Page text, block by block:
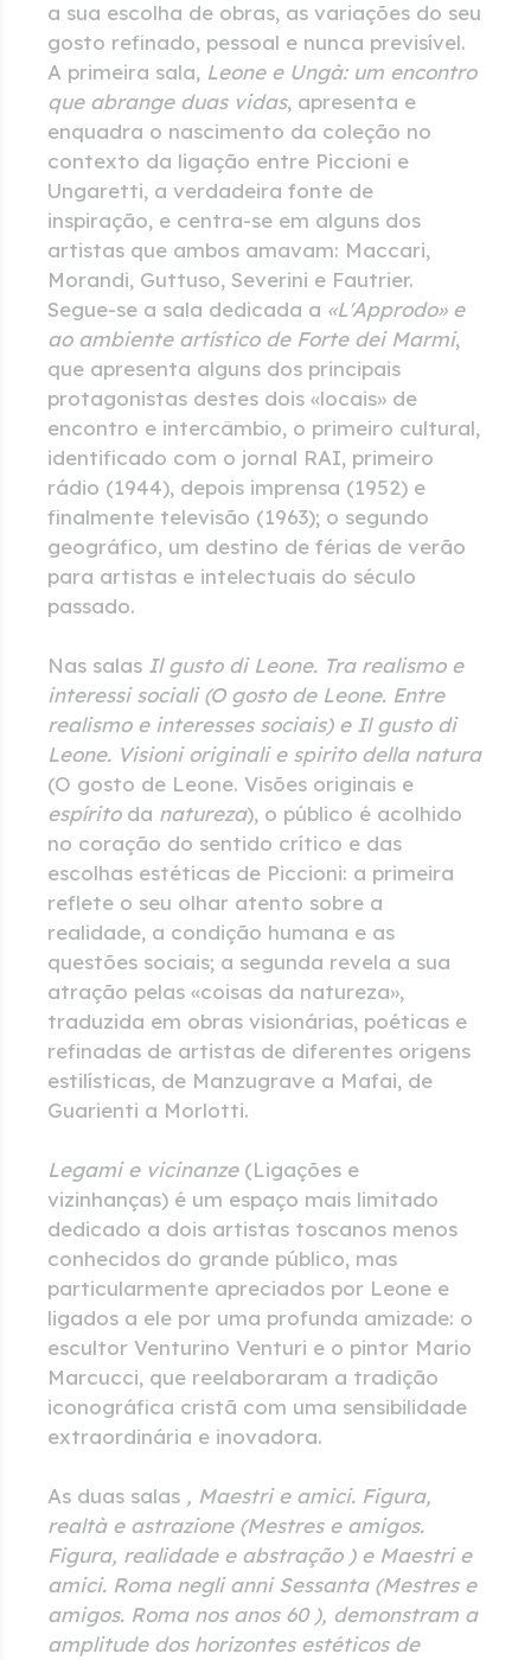
a sua escolha de obras, as variações do seu
gosto refinado, pessoal e nunca previsível.
A primeira sala, Leone e Ungà: um encontro
que abrange duas vidas, apresenta e
enquadra o nascimento da coleção no
contexto da ligação entre Piccioni e
Ungaretti, a verdadeira fonte de
inspiração, e centra-se em alguns dos
artistas que ambos amavam: Maccari,
Morandi, Guttuso, Severini e Fautrier.
Segue-se a sala dedicada a «L'Approdo» e
ao ambiente artístico de Forte dei Marmi,
que apresenta alguns dos principais
protagonistas destes dois «locais» de
encontro e intercâmbio, o primeiro cultural,
identificado com o jornal RAI, primeiro
rádio (1944), depois imprensa (1952) e
finalmente televisão (1963); o segundo
geográfico, um destino de férias de verão
para artistas e intelectuais do século
passado.
Nas salas Il gusto di Leone. Tra realismo e
interessi sociali (O gosto de Leone. Entre
realismo e interesses sociais) e Il gusto di
Leone. Visioni originali e spirito della natura
(O gosto de Leone. Visões originais e
espíritoda natureza), o público é acolhido
no coração do sentido crítico e das
escolhas estéticas de Piccioni: a primeira
reflete o seu olhar atento sobre a
realidade, a condição humana e as
questões sociais; a segunda revela a sua
atração pelas «coisas da natureza»,
traduzida em obras visionárias, poéticas e
refinadas de artistas de diferentes origens
estilísticas, de Manzugrave a Mafai, de
Guarienti a Morlotti.
Legami e vicinanze(Ligações e
vizinhanças) é um espaço mais limitado
dedicado a dois artistas toscanos menos
conhecidos do grande público, mas
particularmente apreciados por Leone e
ligados a ele por uma profunda amizade: o
escultor Venturino Venturi e o pintor Mario
Marcucci, que reelaboraram a tradição
iconográfica cristã com uma sensibilidade
extraordinária e inovadora.
As duas salas , Maestri e amici. Figura,
realtà e astrazione (Mestres e amigos.
Figura, realidade e abstração )e Maestri e
amici. Roma negli anni Sessanta (Mestres e
amigos. Roma nos anos 60), demonstram a
amplitude dos horizontes estéticos de